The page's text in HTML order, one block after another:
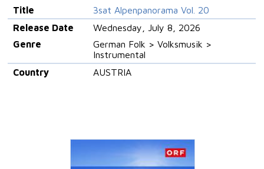
Title
3sat Alpenpanorama Vol. 20
Release Date
Wednesday, July 8, 2026
Genre
German Folk > Volksmusik >
Instrumental
Country
AUSTRIA